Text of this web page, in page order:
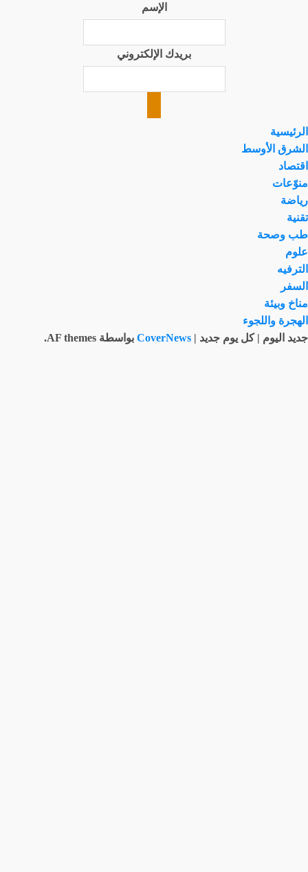
الإسم
بريدك الإلكتروني
الرئيسية
الشرق الأوسط
اقتصاد
منوّعات
رياضة
تقنية
طب وصحة
علوم
الترفيه
السفر
مناخ وبيئة
الهجرة واللجوء
جديد اليوم | كل يوم جديد |
CoverNews بواسطة AF themes.